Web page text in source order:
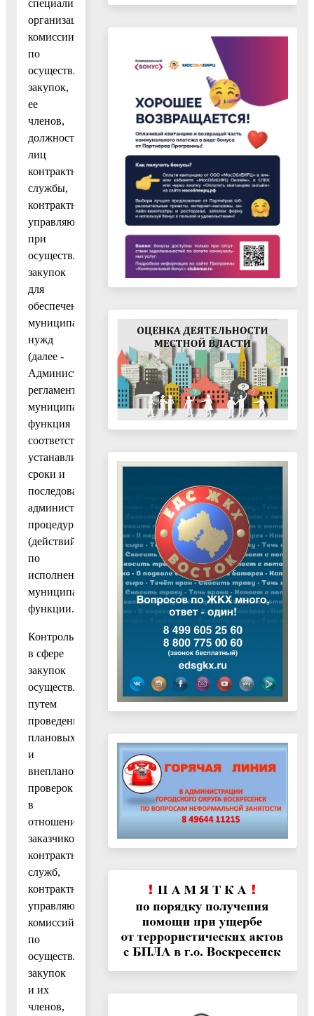
специализированных
организаций,
комиссии
по
осуществлению
закупок,
ее
членов,
должностных
лиц
контрактной
службы,
контрактного
управляющего
при
осуществлении
закупок
для
обеспечения
муниципальных
нужд
(далее -
Административный
регламент,
муниципальная
функция
соответственно)
устанавливает
сроки и
последовательность
административных
процедур
(действий)
по
исполнению
муниципальной
функции.
Контроль
в сфере
закупок
осуществляется
путем
проведения
плановых
и
внеплановых
проверок
в
отношении
заказчиков,
контрактных
служб,
контрактных
управляющих,
комиссий
по
осуществлению
закупок
и их
членов,